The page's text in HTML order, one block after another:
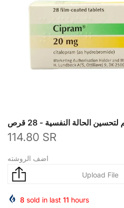
114.80 SR
اضف الروشته
8 sold in last 11 hours